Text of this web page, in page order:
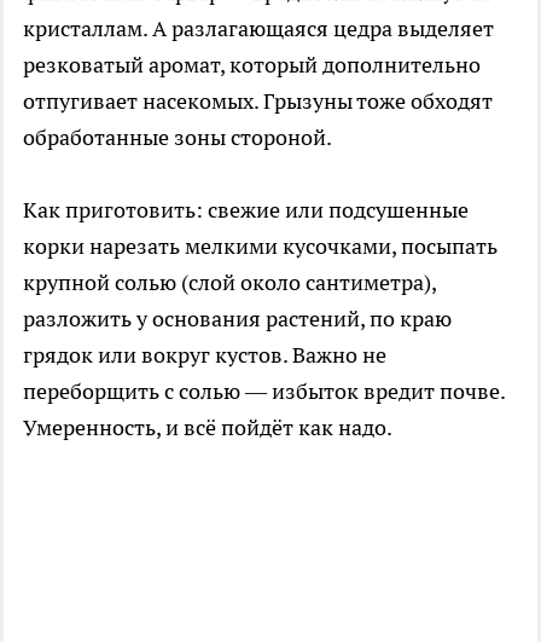
кристаллам. А разлагающаяся цедра выделяет
резковатый аромат, который дополнительно
отпугивает насекомых. Грызуны тоже обходят
обработанные зоны стороной.
Как приготовить: свежие или подсушенные
корки нарезать мелкими кусочками, посыпать
крупной солью (слой около сантиметра),
разложить у основания растений, по краю
грядок или вокруг кустов. Важно не
переборщить с солью — избыток вредит почве.
Умеренность, и всё пойдёт как надо.